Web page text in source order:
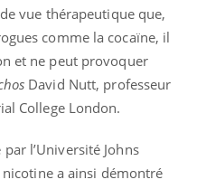
vue thérapeutique que,
comme la cocaïne, il
et ne peut provoquer
David Nutt, professeur
College London.
l’Université Johns
a ainsi démontré